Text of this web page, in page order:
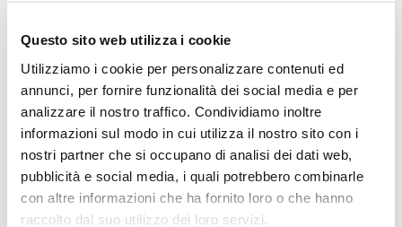
Questo sito web utilizza i cookie
Utilizziamo i cookie per personalizzare contenuti ed
annunci, per fornire funzionalità dei social media e per
analizzare il nostro traffico. Condividiamo inoltre
informazioni sul modo in cui utilizza il nostro sito con i
nostri partner che si occupano di analisi dei dati web,
pubblicità e social media, i quali potrebbero combinarle
con altre informazioni che ha fornito loro o che hanno
raccolto dal suo utilizzo dei loro servizi.
aziendale in modo impeccabile, trasformando ogni
a sfera
Gheddi.com puoipersonalizzare con il logole tuepenne
aziendali in modo semplice e veloce, richiedendo anche
unpreventivo online.
Come stampare il tuo logo su penne
personalizzabili
Con Gheddi.com, stampare il tuo logo aziendale su penne